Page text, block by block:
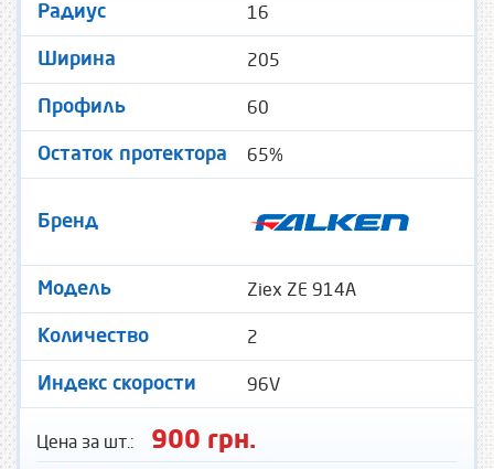
Радиус 16
Ширина 205
Профиль 60
Остаток протектора 65%
Бренд
Модель Ziex ZE 914A
Количество 2
Индекс скорости 96V
Цена за шт.: 900 грн.